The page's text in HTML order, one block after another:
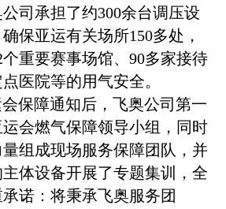
司承担了约300余台调压设
保亚运有关场所150多处，
重要赛事场馆、90多家接待
医院等的用气安全。
保障通知后，飞奥公司第一
会燃气保障领导小组，同时
组成现场服务保障团队，并
体设备开展了专题集训，全
诺：将秉承飞奥服务团